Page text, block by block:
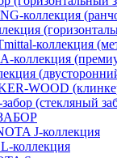
коллекция
коллекция
коллекция
WOOD
(стекляный
J-коллекция
коллекция